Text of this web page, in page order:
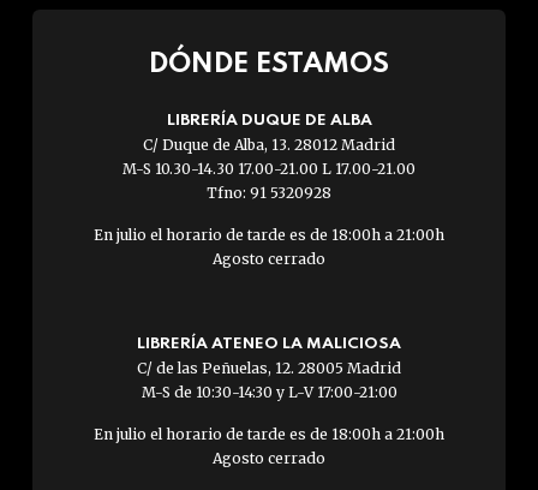
DÓNDE ESTAMOS
LIBRERÍA DUQUE DE ALBA
C/ Duque de Alba, 13. 28012 Madrid
M-S 10.30-14.30 17.00-21.00 L 17.00-21.00
Tfno: 91 5320928
En julio el horario de tarde es de 18:00h a 21:00h
Agosto cerrado
LIBRERÍA ATENEO LA MALICIOSA
C/ de las Peñuelas, 12. 28005 Madrid
M-S de 10:30-14:30 y L-V 17:00-21:00
En julio el horario de tarde es de 18:00h a 21:00h
Agosto cerrado